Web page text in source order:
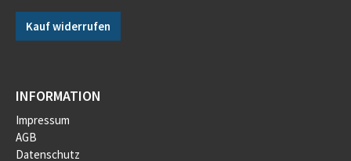
Kauf widerrufen
INFORMATION
Impressum
AGB
Datenschutz